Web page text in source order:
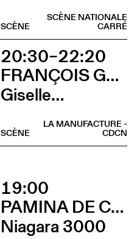
SCÈNE NATIONALE
CARRÉ
SCÈNE
20:30–22:20
FRANÇOIS GREMAUD / 2B COMPANY
Giselle…
LA MANUFACTURE -
CDCN
SCÈNE
19:00
PAMINA DE COULON
Niagara 3000